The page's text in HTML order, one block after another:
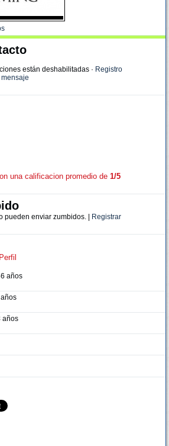
están deshabilitadas · Registro
una calificacion promedio de 1/5
pueden enviar zumbidos. | Registrar
años
años